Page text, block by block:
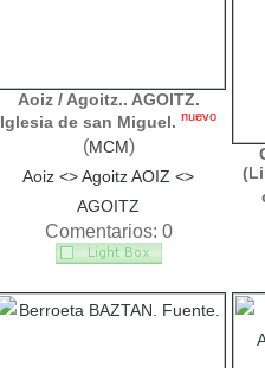
Aoiz / Agoitz.. AGOITZ.
Iglesia de san Miguel. nuevo
(MCM)
Aoiz <> Agoitz AOIZ <>
AGOITZ
Comentarios: 0